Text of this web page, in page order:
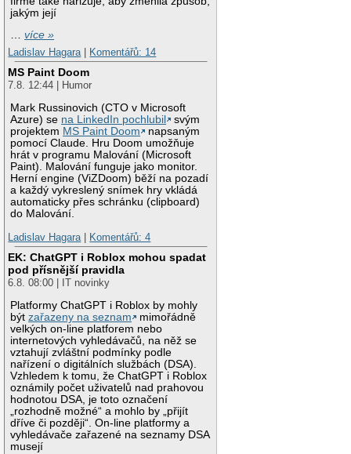
jakým její
…více »
Ladislav Hagara
Komentářů: 14
MS Paint Doom
7.8. 12:44 | Humor
Mark Russinovich (CTO v Microsoft
Azure) se na LinkedIn pochlubil
svým
projektem MS Paint Doom
napsaným
pomocí Claude. Hru Doom umožňuje
hrát v programu Malování (Microsoft
Paint). Malování funguje jako monitor.
Herní engine (ViZDoom) běží na pozadí
a každý vykreslený snímek hry vkládá
automaticky přes schránku (clipboard)
do Malování.
Ladislav Hagara | Komentářů: 4
EK: ChatGPT i Roblox mohou spadat
pod přísnější pravidla
6.8. 08:00 | IT novinky
Platformy ChatGPT i Roblox by mohly
býtzařazeny na seznam
mimořádně
velkých on-line platforem nebo
internetových vyhledávačů, na něž se
vztahují zvláštní podmínky podle
nařízení o digitálních službách (DSA).
Vzhledem k tomu, že ChatGPT i Roblox
oznámily počet uživatelů nad prahovou
hodnotou DSA, je toto označení
„rozhodně možné“ a mohlo by „přijít
dříve či později“. On-line platformy a
vyhledávače zařazené na seznamy DSA
musejí